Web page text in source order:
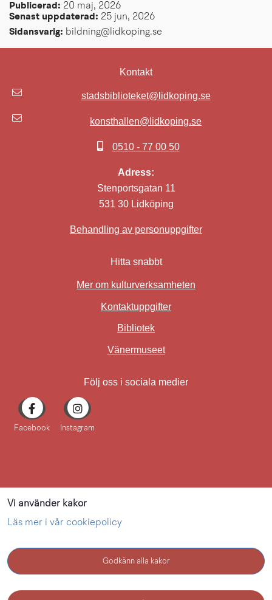
Vi använder kakor
Läs mer i vår cookiepolicy
Godkänn alla kakor
Publicerad: 20 maj, 2026
Senast uppdaterad: 25 jun, 2026
Sidansvarig: bildning@lidkoping.se
Kontakt
stadsbiblioteket@lidkoping.se
konsthallen@lidkoping.se
0510 - 77 00 50
Adress:
Stenportsgatan 11
531 30 Lidköping
Behandling av personuppgifter
Hitta snabbt
Mer om kulturverksamheten
Kontaktuppgifter
Bibliotek
VänermuseetLänk till annan
Följ oss i sociala medier
Facebook Instagram